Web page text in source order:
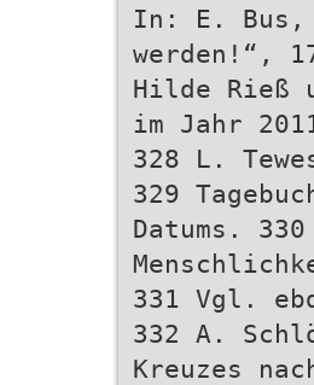
In: E. Bus,
werden!“,
Hilde Rieß
im Jahr
328 L.
329
Datums.
331 Vgl.
332 A.
Kreuzes